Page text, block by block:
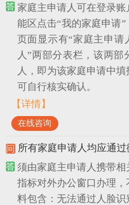
家庭主申请人可在登录
能区点击“我的家庭申请
页面显示有“家庭主申请
人”两部分表栏，该两部
人，即为该家庭申请中
可自行核实确认。
【详情】
在线咨询
须由家庭主申请人携带
指标对外办公窗口办理
料包含：无法通过人脸